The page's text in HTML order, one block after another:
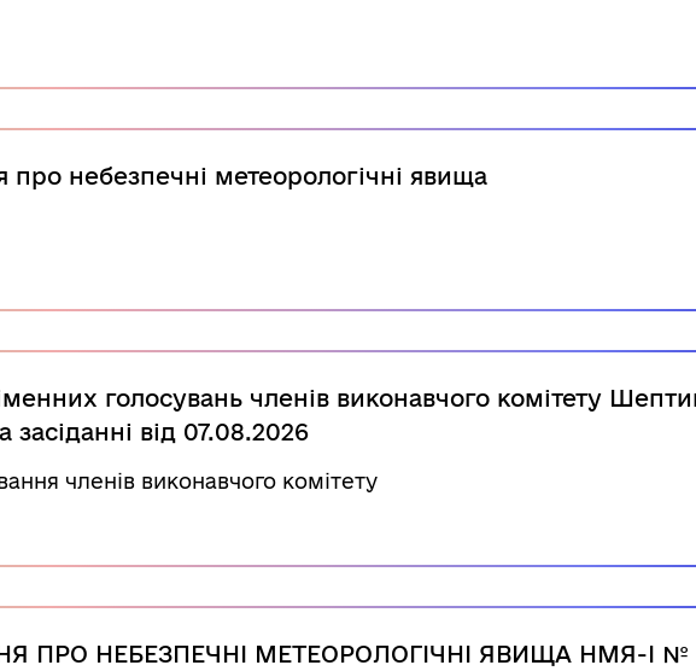
небезпечні метеорологічні явища
голосувань членів виконавчого комітету
засіданні від 07.08.2026
членів виконавчого комітету
ПРО НЕБЕЗПЕЧНІ МЕТЕОРОЛОГІЧНІ ЯВИЩА НМЯ-I №